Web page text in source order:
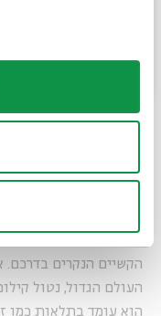
בבוז ובזלזול בילידים
שביניהם לבין התרבות
עומדים. עומדים
הקשיים הנקרים בדרכם.
העולם הגדול, נטול
הוא עומד בתלאות כמו